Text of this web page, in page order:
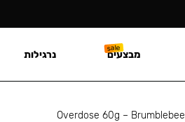
Overdose 60g – Brumblebee
מבצעים נרגילות